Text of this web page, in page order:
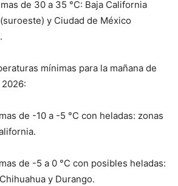
de 30 a 35 °C: Baja California
y Ciudad de México
mínimas para la mañana de
de -10 a -5 °C con heladas: zonas
de -5 a 0 °C con posibles heladas:
y Durango.